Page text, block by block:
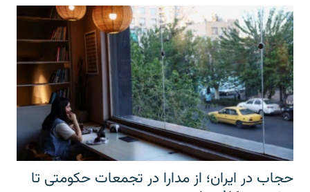
حجاب در ایران؛ از مدارا در تجمعات حکومتی تا